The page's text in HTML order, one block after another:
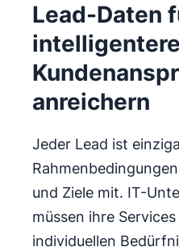
Lead-Daten
intelligentere
anreichern
Jeder Lead ist
und Ziele mit. IT-
müssen ihre
individuellen